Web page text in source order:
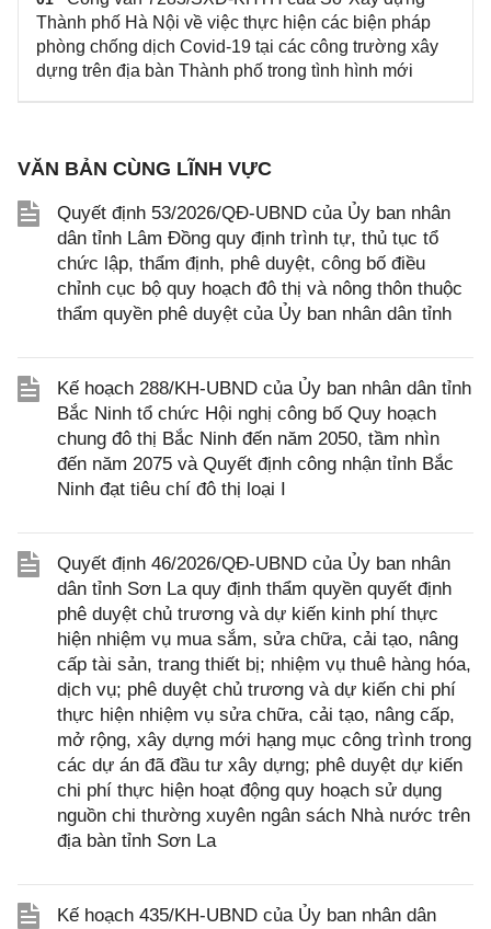
Thành phố Hà Nội về việc thực hiện các biện pháp
phòng chống dịch Covid-19 tại các công trường xây
dựng trên địa bàn Thành phố trong tình hình mới
VĂN BẢN CÙNG LĨNH VỰC
Quyết định 53/2026/QĐ-UBND của Ủy ban nhân
dân tỉnh Lâm Đồng quy định trình tự, thủ tục tổ
chức lập, thẩm định, phê duyệt, công bố điều
chỉnh cục bộ quy hoạch đô thị và nông thôn thuộc
thẩm quyền phê duyệt của Ủy ban nhân dân tỉnh
Kế hoạch 288/KH-UBND của Ủy ban nhân dân tỉnh
Bắc Ninh tổ chức Hội nghị công bố Quy hoạch
chung đô thị Bắc Ninh đến năm 2050, tầm nhìn
đến năm 2075 và Quyết định công nhận tỉnh Bắc
Ninh đạt tiêu chí đô thị loại I
Quyết định 46/2026/QĐ-UBND của Ủy ban nhân
dân tỉnh Sơn La quy định thẩm quyền quyết định
phê duyệt chủ trương và dự kiến kinh phí thực
hiện nhiệm vụ mua sắm, sửa chữa, cải tạo, nâng
cấp tài sản, trang thiết bị; nhiệm vụ thuê hàng hóa,
dịch vụ; phê duyệt chủ trương và dự kiến chi phí
thực hiện nhiệm vụ sửa chữa, cải tạo, nâng cấp,
mở rộng, xây dựng mới hạng mục công trình trong
các dự án đã đầu tư xây dựng; phê duyệt dự kiến
chi phí thực hiện hoạt động quy hoạch sử dụng
nguồn chi thường xuyên ngân sách Nhà nước trên
địa bàn tỉnh Sơn La
Kế hoạch 435/KH-UBND của Ủy ban nhân dân